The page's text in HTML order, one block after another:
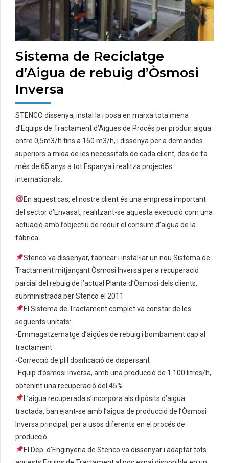
Sistema de Reciclatge
d’Aigua de rebuig d’Òsmosi
Inversa
STENCO dissenya, instal·la i posa en marxa tota mena
d’Equips de Tractament d’Aigües de Procés per produir aigua
entre 0,5m3/h fins a 150 m3/h, i dissenya per a demandes
superiors a mida de les necessitats de cada client, des de fa
més de 65 anys a tot Espanya i realitza projectes
internacionals.
En aquest cas, el nostre client és una empresa important
del sector d’Envasat, realitzant-se aquesta execució com una
actuació amb l’objectiu de reduir el consum d’aigua de la
fàbrica:
Stenco va dissenyar, fabricar i instal·lar un nou Sistema de
Tractament mitjançant Òsmosi Inversa per a recuperació
parcial del rebuig de l’actual Planta d’Òsmosi dels clients,
subministrada per Stenco el 2011
El Sistema de Tractament complet va constar de les
següents unitats:
-Emmagatzematge d’aigües de rebuig i bombament cap al
tractament
-Correcció de pH dosificació de dispersant
-Equip d’òsmosi inversa, amb una producció de 1.100 litres/h,
obtenint una recuperació del 45%
L’aigua recuperada s’incorpora als dipòsits d’aigua
tractada, barrejant-se amb l’aigua de producció de l’Òsmosi
Inversa principal, per a usos diferents en el procés de
producció.
El Dep. d’Enginyeria de Stenco va dissenyar i adaptar tots